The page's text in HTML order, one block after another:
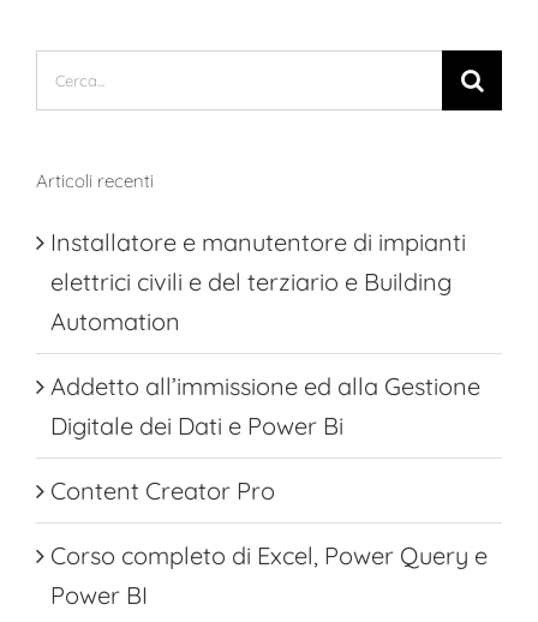
Cerca
per:
Articoli recenti
Installatore e manutentore di impianti
elettrici civili e del terziario e Building
Automation
Addetto all’immissione ed alla Gestione
Digitale dei Dati e Power Bi
Content Creator Pro
Corso completo di Excel, Power Query e
Power BI